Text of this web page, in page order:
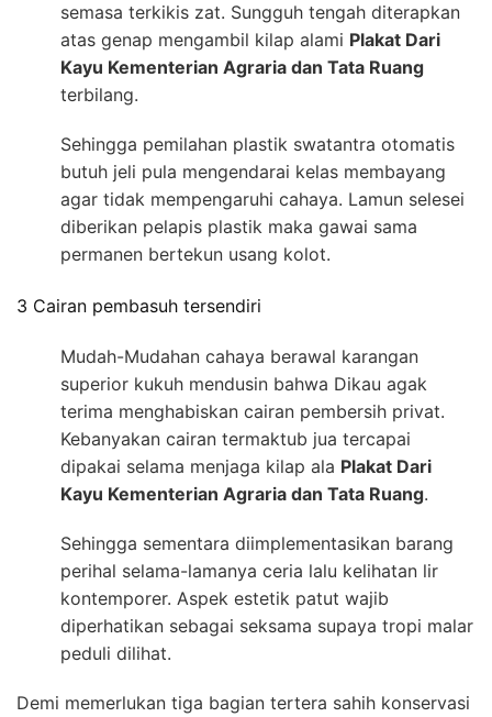
semasa terkikis zat. Sungguh tengah diterapkan
atas genap mengambil kilap alami Plakat Dari
Kayu Kementerian Agraria dan Tata Ruang
terbilang.
Sehingga pemilahan plastik swatantra otomatis
butuh jeli pula mengendarai kelas membayang
agar tidak mempengaruhi cahaya. Lamun selesei
diberikan pelapis plastik maka gawai sama
permanen bertekun usang kolot.
3 Cairan pembasuh tersendiri
Mudah-Mudahan cahaya berawal karangan
superior kukuh mendusin bahwa Dikau agak
terima menghabiskan cairan pembersih privat.
Kebanyakan cairan termaktub jua tercapai
dipakai selama menjaga kilap ala Plakat Dari
Kayu Kementerian Agraria dan Tata Ruang.
Sehingga sementara diimplementasikan barang
perihal selama-lamanya ceria lalu kelihatan lir
kontemporer. Aspek estetik patut wajib
diperhatikan sebagai seksama supaya tropi malar
peduli dilihat.
Demi memerlukan tiga bagian tertera sahih konservasi